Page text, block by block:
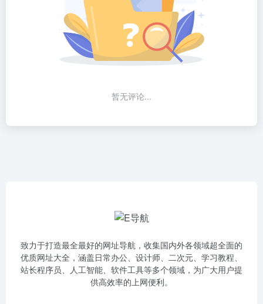
暂无评论...
致力于打造最全最好的网址导航，收集国内外各领域超全面的
优质网址大全，涵盖日常办公、设计师、二次元、学习教程、
站长程序员、人工智能、软件工具等多个领域，为广大用户提
供高效率的上网便利。